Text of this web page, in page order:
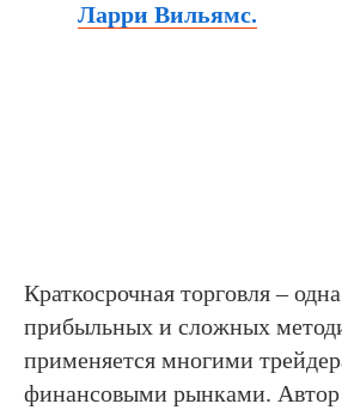
Ларри Вильямс.
Краткосрочная торговля –
прибыльных и сложных
применяется многими
финансовыми рынками. Автор